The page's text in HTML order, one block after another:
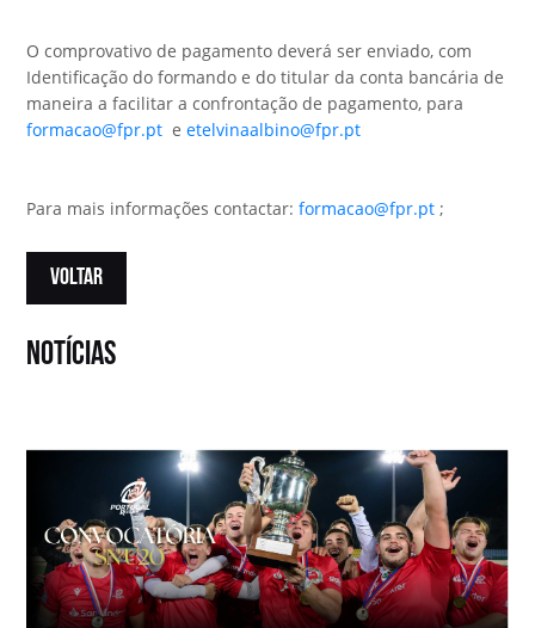
O comprovativo de pagamento deverá ser enviado, com
Identificação do formando e do titular da conta bancária de
maneira a facilitar a confrontação de pagamento, para
formacao@fpr.pt eetelvinaalbino@fpr.pt
Para mais informações contactar:formacao@fpr.pt ;
VOLTAR
notícias